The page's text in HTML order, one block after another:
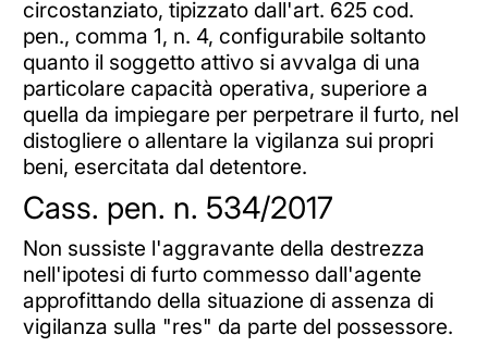
circostanziato, tipizzato dall'art. 625 cod.
pen., comma 1, n. 4, configurabile soltanto
quanto il soggetto attivo si avvalga di una
particolare capacità operativa, superiore a
quella da impiegare per perpetrare il furto, nel
distogliere o allentare la vigilanza sui propri
beni, esercitata dal detentore.
Cass. pen. n. 534/2017
Non sussiste l'aggravante della destrezza
nell'ipotesi di furto commesso dall'agente
approfittando della situazione di assenza di
vigilanza sulla "res" da parte del possessore.